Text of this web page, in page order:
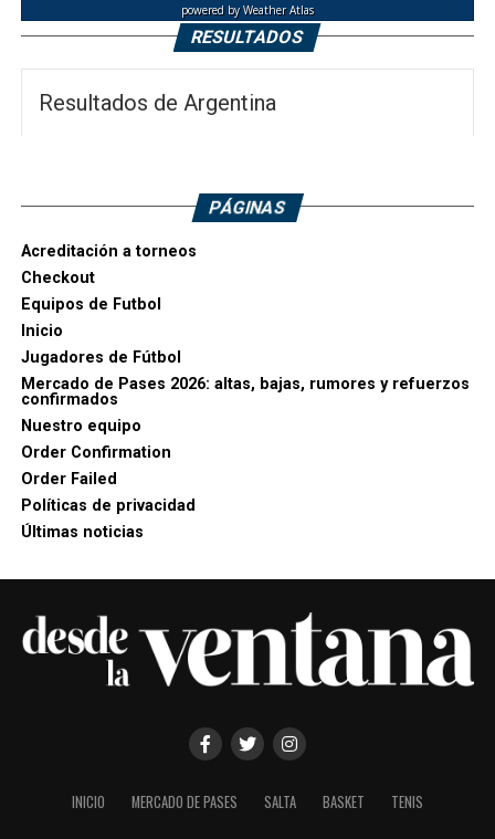
powered byWeather Atlas
RESULTADOS
Resultados de Argentina
PÁGINAS
Acreditación a torneos
Checkout
Equipos de Futbol
Inicio
Jugadores de Fútbol
Mercado de Pases 2026: altas, bajas, rumores y refuerzos
confirmados
Nuestro equipo
Order Confirmation
Order Failed
Políticas de privacidad
Últimas noticias
INICIO MERCADO DE PASES SALTA BASKET TENIS